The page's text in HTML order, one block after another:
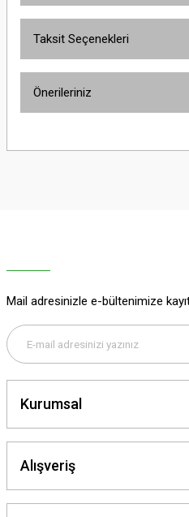
Taksit Seçenekleri
Önerileriniz
yetersiz gördüğünüz noktaları öneri
Bu ürüne benzer farklı
Mail adresinizle e-bültenimize
Kurumsal
Alışveriş